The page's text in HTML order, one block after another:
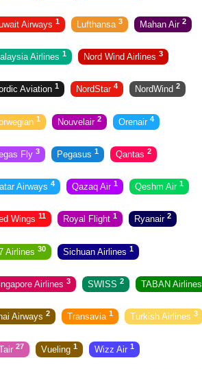
Airways 1 Lufthansa 3 Mahan Air 2
Airlines 1 Nord Wind Airlines 3
Aviation 1 NordStar 4 NordWind 2
1 Nouvelair 2 Orenair 4
Fly 3 Pegasus 1 Qantas 2
Airways 4 Qazaq Air 1 Qeshm Air 1
Wings 11 Royal Flight 1 Ryanair 2
Airlines 30 Sichuan Airlines 1
Airlines 3 SWISS 2 TABAN Airlines
Airways 2 Transavia 1 Turkish Airlines 3
27 Vueling 1 Wizz Air 1